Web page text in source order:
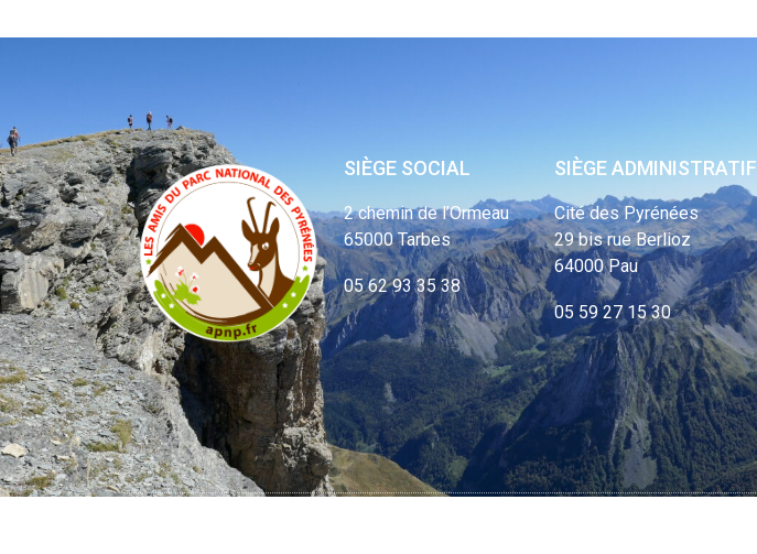
SIÈGE SOCIAL
2 chemin de l’Ormeau
65000 Tarbes
05 62 93 35 38
SIÈGE ADMINISTRATIF
Cité des Pyrénées
29 bis rue Berlioz
64000 Pau
05 59 27 15 30